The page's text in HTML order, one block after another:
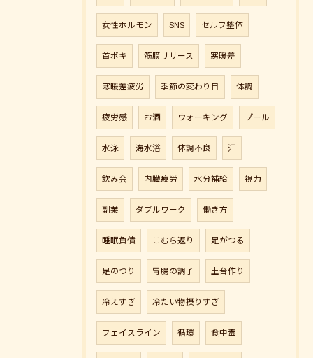
女性ホルモン SNS セルフ整体
首ポキ 筋膜リリース 寒暖差
寒暖差疲労 季節の変わり目 体調
疲労感 お酒 ウォーキング プール
水泳 海水浴 体調不良 汗
飲み会 内臓疲労 水分補給 視力
副業 ダブルワーク 働き方
睡眠負債 こむら返り 足がつる
足のつり 胃腸の調子 土台作り
冷えすぎ 冷たい物摂りすぎ
フェイスライン 循環 食中毒